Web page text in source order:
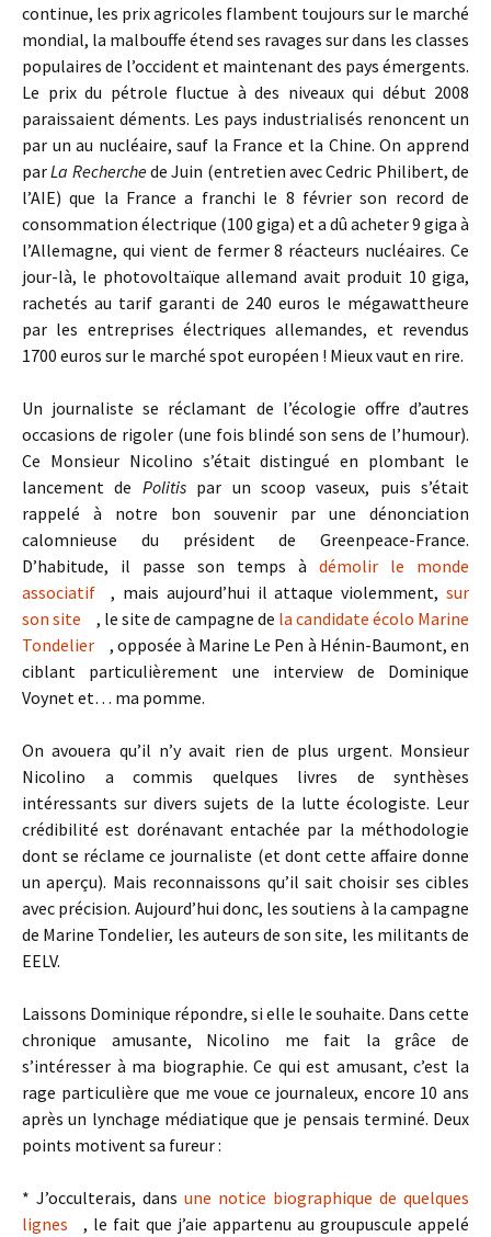
continue, les prix agricoles flambent toujours sur le marché
mondial, la malbouffe étend ses ravages sur dans les classes
populaires de l’occident et maintenant des pays émergents.
Le prix du pétrole fluctue à des niveaux qui début 2008
paraissaient déments. Les pays industrialisés renoncent un
par un au nucléaire, sauf la France et la Chine. On apprend
parLa Recherchede Juin (entretien avec Cedric Philibert, de
l’AIE) que la France a franchi le 8 février son record de
consommation électrique (100 giga) et a dû acheter 9 giga à
l’Allemagne, qui vient de fermer 8 réacteurs nucléaires. Ce
jour-là, le photovoltaïque allemand avait produit 10 giga,
rachetés au tarif garanti de 240 euros le mégawattheure
par les entreprises électriques allemandes, et revendus
1700 euros sur le marché spot européen ! Mieux vaut en rire.
Un journaliste se réclamant de l’écologie offre d’autres
occasions de rigoler (une fois blindé son sens de l’humour).
Ce Monsieur Nicolino s’était distingué en plombant le
lancement de Politispar un scoop vaseux, puis s’était
rappelé à notre bon souvenir par une dénonciation
calomnieuse du président de Greenpeace-France.
D’habitude, il passe son temps à démolir le monde
associatif
, mais aujourd’hui il attaque violemment, sur
son site
, le site de campagne de la candidate écolo Marine
Tondelier
, opposée à Marine Le Pen à Hénin-Baumont, en
ciblant particulièrement une interview de Dominique
Voynet et… ma pomme.
On avouera qu’il n’y avait rien de plus urgent. Monsieur
Nicolino a commis quelques livres de synthèses
intéressants sur divers sujets de la lutte écologiste. Leur
crédibilité est dorénavant entachée par la méthodologie
dont se réclame ce journaliste (et dont cette affaire donne
un aperçu). Mais reconnaissons qu’il sait choisir ses cibles
avec précision. Aujourd’hui donc, les soutiens à la campagne
de Marine Tondelier, les auteurs de son site, les militants de
EELV.
Laissons Dominique répondre, si elle le souhaite. Dans cette
chronique amusante, Nicolino me fait la grâce de
s’intéresser à ma biographie. Ce qui est amusant, c’est la
rage particulière que me voue ce journaleux, encore 10 ans
après un lynchage médiatique que je pensais terminé. Deux
points motivent sa fureur :
* J’occulterais, dans une notice biographique de quelques
lignes
, le fait que j’aie appartenu au groupuscule appelé